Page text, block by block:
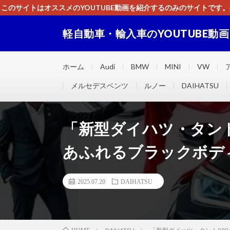
このサイトはオススメのYOUTUBE動画を紹介するのみのサイトです
軽自動車・輸入車のYOUTUBE動
ホーム Audi BMW MINI VW
メルセデスベンツ ルノー DAIHATSU
「新型ダイハツ・タン
あふれるブラックボ
2025.07.20 DAIHATSU